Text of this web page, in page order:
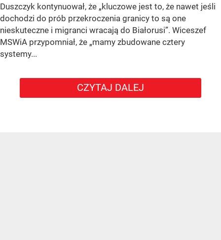
Duszczyk kontynuował, że „kluczowe jest to, że nawet jeśli
dochodzi do prób przekroczenia granicy to są one
nieskuteczne i migranci wracają do Białorusi”. Wiceszef
MSWiA przypomniał, że „mamy zbudowane cztery
systemy...
CZYTAJ DALEJ